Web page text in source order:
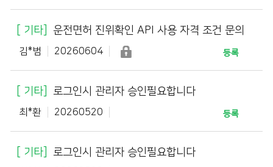
기타 운전면허 진위확인 API 사용 자격 조건 문의
김*범 등록
20260604
기타 로그인시 관리자 승인필요합니다
최*환 등록
20260520
기타 로그인시 관리자 승인필요합니다